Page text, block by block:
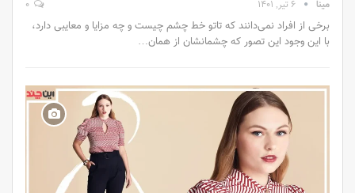
مینا 6 تیر, 1401
برخی از افراد نمی‌دانند که تاتو خط چشم چیست و چه مزایا و معایبی دارد،
با این وجود این تصور که چشمانشان از همان…